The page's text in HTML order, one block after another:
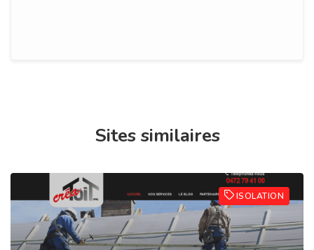
Sites similaires
ISOLATION